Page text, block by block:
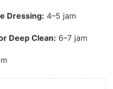
Dressing: 4–5 jam
Deep Clean: 6–7 jam